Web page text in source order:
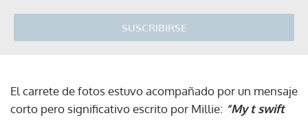
SUSCRIBIRSE
El carrete de fotos estuvo acompañado por un mensaje
corto pero significativo escrito por Millie: “My t swift